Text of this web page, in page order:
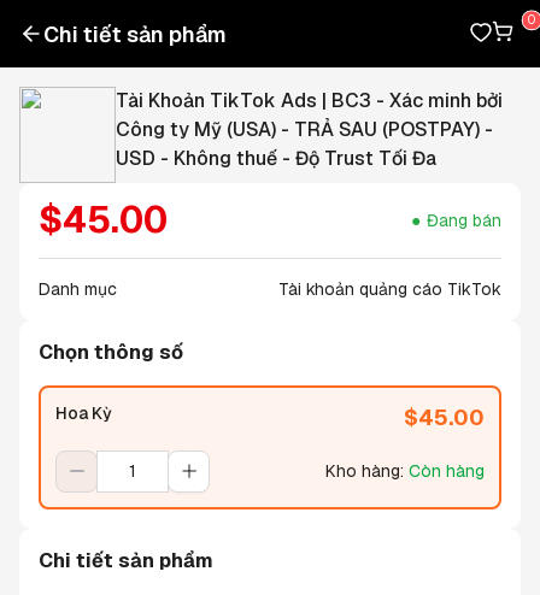
Chi tiết sản phẩm
Tài Khoản TikTok Ads | BC3 - Xác minh bởi
Công ty Mỹ (USA) - TRẢ SAU (POSTPAY) -
USD - Không thuế - Độ Trust Tối Đa
$45.00 Đang bán
Danh mục Tài khoản quảng cáo TikTok
Chọn thông số
Hoa Kỳ $45.00
Kho hàng: Còn hàng
Chi tiết sản phẩm